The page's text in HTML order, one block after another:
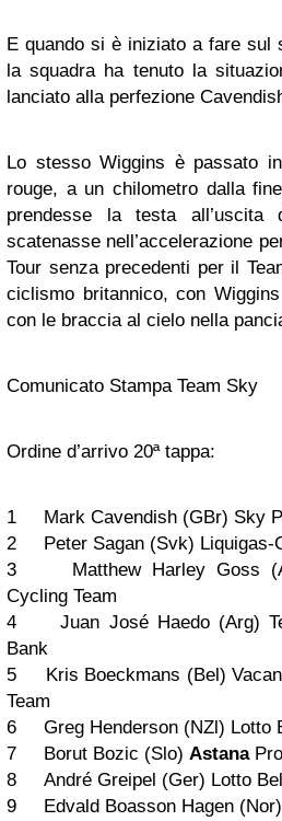
E quando si è iniziato a fare sul
la squadra ha tenuto la
lanciato alla perfezione
Lo stesso Wiggins è passato
rouge, a un chilometro dalla
prendesse la testa all’uscita
scatenasse nell’accelerazione
Tour senza precedenti per il
ciclismo britannico, con
con le braccia al cielo nella
Comunicato Stampa Team Sky
Ordine d’arrivo 20ª tappa:
1 Mark Cavendish (GBr) Sky
2 Peter Sagan (Svk) Liquigas-
3 Matthew Harley Goss
Cycling Team
4 Juan José Haedo (Arg)
Bank
5 Kris Boeckmans (Bel)
Team
6 Greg Henderson (NZl) Lotto
7 Borut Bozic (Slo) Astana
8 André Greipel (Ger) Lotto
9 Edvald Boasson Hagen